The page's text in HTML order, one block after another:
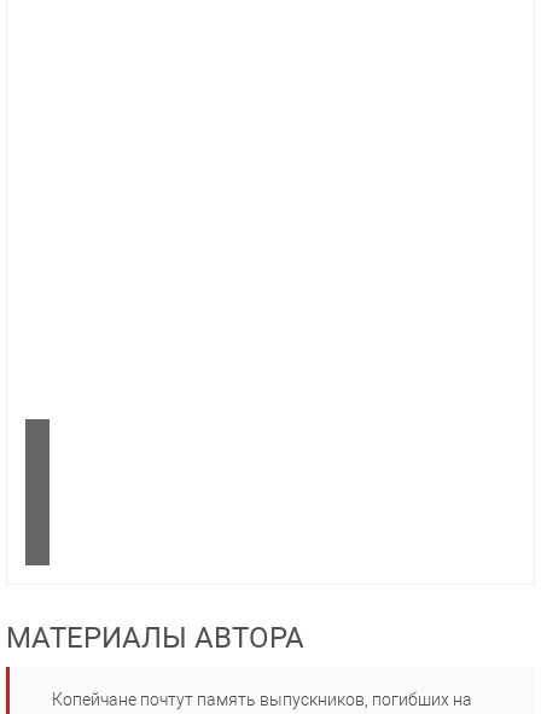
МАТЕРИАЛЫ АВТОРА
Копейчане почтут память выпускников, погибших на